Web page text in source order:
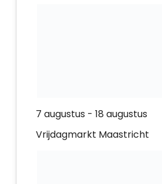
7 augustus - 18 augustus
Vrijdagmarkt Maastricht